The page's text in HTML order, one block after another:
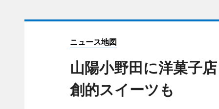
ニュース地図
山陽小野田に洋菓子
創的スイーツも